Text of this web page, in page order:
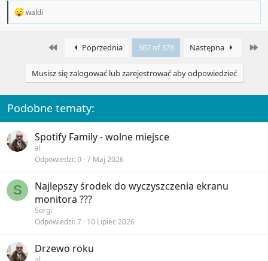
R
:
waldi
First Poprzednia 367 of 378 Następna
Musisz się zalogować lub zarejestrować aby odpowiedzieć
Podobne tematy:
Spotify Family - wolne miejsce
al
Odpowiedzi 0 7 Maj 2026
S
Najlepszy środek do wyczyszczenia ekranu
monitora ???
Sorgi
Odpowiedzi 7 10 Lipiec 2026
Drzewo roku